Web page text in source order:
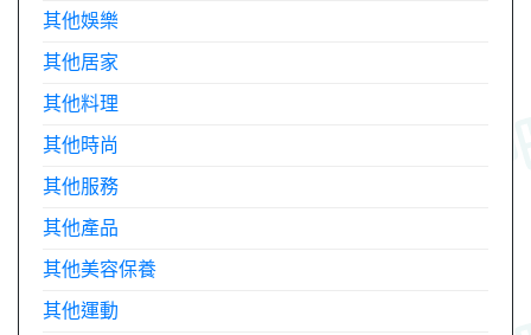
其他娛樂
其他居家
其他料理
其他時尚
其他服務
其他產品
其他美容保養
其他運動